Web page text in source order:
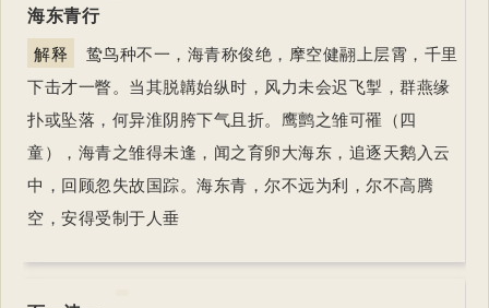
海东青行
解释
鸷鸟种不一，海青称俊绝，摩空健翮上层霄，千里
下击才一瞥。当其脱韝始纵时，风力未会迟飞掣，群燕缘
扑或坠落，何异淮阴胯下气且折。鹰鹯之雏可罹（四
童），海青之雏得未逢，闻之育卵大海东，追逐天鹅入云
中，回顾忽失故国踪。海东青，尔不远为利，尔不高腾
空，安得受制于人垂